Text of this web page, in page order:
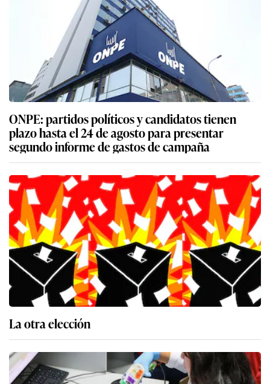
ONPE: partidos políticos y candidatos tienen
plazo hasta el 24 de agosto para presentar
segundo informe de gastos de campaña
La otra elección